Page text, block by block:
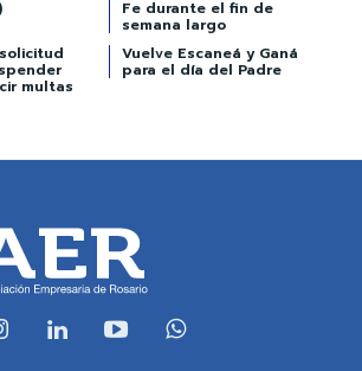
Fe durante el fin de
semana largo
multas
Vuelve Escaneá y Ganá
para el día del Padre